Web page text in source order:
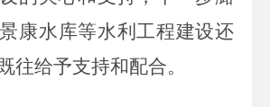
康水库等水利工程建设还
往给予支持和配合。